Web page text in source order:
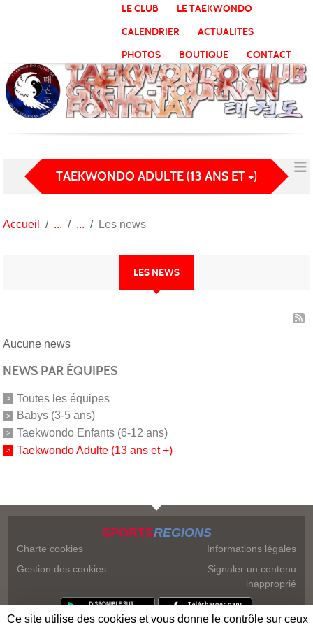
LE CLUB
LE TAEKWONDO
CALENDRIER
ACTUALITES
PHOTOS
BOUTIQUE CONTACT
TAEKWONDO ADULTE (13 ANS ET +)
Accueil Les news
LES NEWS
Aucune news
NEWS PAR ÉQUIPES
Toutes les équipes
Babys (3-5 ans)
Taekwondo Enfants (6-12 ans)
Taekwondo Adulte (13 ans et +)
SPORTSREGIONS
Charte cookies
Gestion des cookies
Informations légales
Signaler un contenu
inapproprié
Panneau de gestion des cookies
Ce site utilise des cookies et vous donne le contrôle sur ceux